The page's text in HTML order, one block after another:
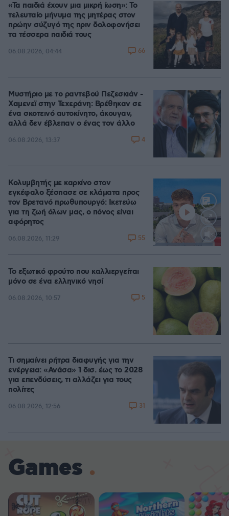
«Τα παιδιά έχουν μια μικρή ίωση»: Το
τελευταίο μήνυμα της μητέρας στον
πρώην σύζυγό της πριν δολοφονήσει
τα τέσσερα παιδιά τους
06.08.2026, 04:44 66
Μυστήριο με το ραντεβού Πεζεσκιάν -
Χαμενεϊ στην Τεχεράνη: Βρέθηκαν σε
ένα σκοτεινό αυτοκίνητο, άκουγαν,
αλλά δεν έβλεπαν ο ένας τον άλλο
06.08.2026, 13:37 4
Loaded
Κολυμβητής με καρκίνο στον
εγκέφαλο ξέσπασε σε κλάματα προς
τον Βρετανό πρωθυπουργό: Ικετεύω
για τη ζωή όλων μας, ο πόνος είναι
αφόρητος
06.08.2026, 11:29 55
Το εξωτικό φρούτο που καλλιεργείται
μόνο σε ένα ελληνικό νησί
06.08.2026, 10:57 5
Τι σημαίνει ρήτρα διαφυγής για την
ενέργεια: «Ανάσα» 1 δισ. έως το 2028
για επενδύσεις, τι αλλάζει για τους
πολίτες
06.08.2026, 12:56 31
Games